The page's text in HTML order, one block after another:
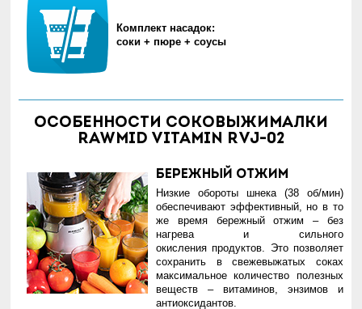
Комплект насадок:
соки + пюре + соусы
Особенности соковыжималки
RAWMID Vitamin RVJ-02
Бережный отжим
Низкие обороты шнека (38 об/мин)
обеспечивают эффективный, но в то
же время бережный отжим – без
нагрева и сильного
окисления продуктов. Это позволяет
сохранить в свежевыжатых соках
максимальное количество полезных
веществ – витаминов, энзимов и
антиоксидантов.